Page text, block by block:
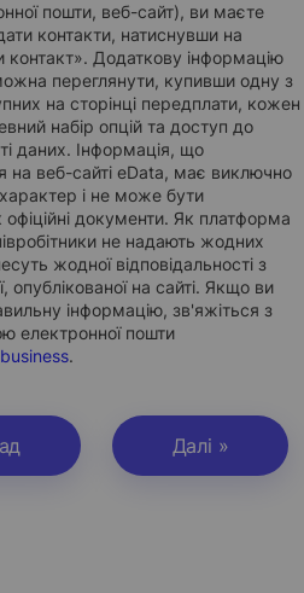
пошти, веб-сайт), ви маєте
контакти, натиснувши на
контакт». Додаткову інформацію
переглянути, купивши одну з
на сторінці передплати, кожен
набір опцій та доступ до
даних. Інформація, що
на веб-сайті eData, має виключно
і не може бути
документи. Як платформа
не надають жодних
жодної відповідальності з
опублікованої на сайті. Якщо ви
інформацію, зв'яжіться з
електронної пошти
.
Далі »